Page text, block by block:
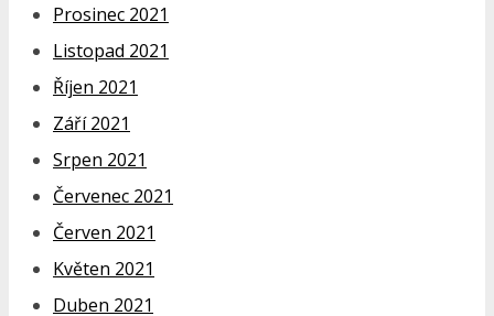
Prosinec 2021
Listopad 2021
Říjen 2021
Září 2021
Srpen 2021
Červenec 2021
Červen 2021
Květen 2021
Duben 2021